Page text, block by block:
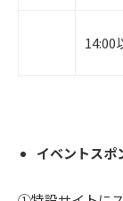
14:00
イベントスポ